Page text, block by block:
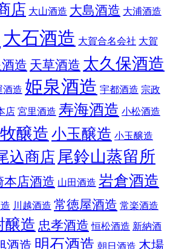
店 大山酒造 大島酒造 大浦酒造
大石酒造 大賀合名会社 大賀
造 天草酒造 太久保酒造
酒造 姫泉酒造 宇都酒造 宗政
店 宮里酒造 寿海酒造 小松酒造
醸造 小玉醸造 小玉醸造
込商店 尾鈴山蒸留所
本店酒造 山田酒造 岩倉酒造
川越酒造 常徳屋酒造 常楽酒造
醸造 忠孝酒造 恒松酒造 新納酒
酒造 明石酒造 朝日酒造 木場